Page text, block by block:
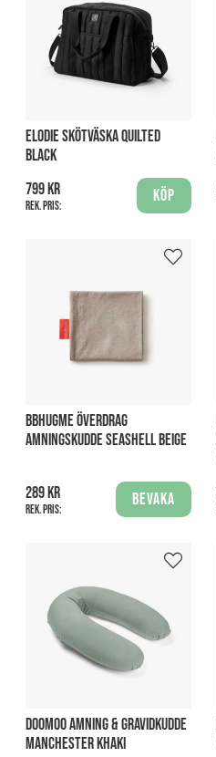
ELODIE SKÖTVÄSKA QUILTED
BLACK
799 kr
Rek. pris:
Köp
BBHUGME ÖVERDRAG
AMNINGSKUDDE SEASHELL BEIGE
289 kr
Rek. pris:
Bevaka
DOOMOO AMNING & GRAVIDKUDDE
MANCHESTER KHAKI